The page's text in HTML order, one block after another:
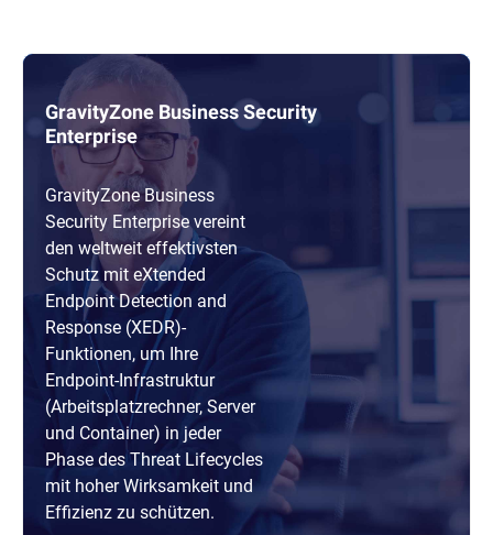
GravityZone Business Security
Enterprise
GravityZone Business
Security Enterprise vereint
den weltweit effektivsten
Schutz mit eXtended
Endpoint Detection and
Response (XEDR)-
Funktionen, um Ihre
Endpoint-Infrastruktur
(Arbeitsplatzrechner, Server
und Container) in jeder
Phase des Threat Lifecycles
mit hoher Wirksamkeit und
Effizienz zu schützen.